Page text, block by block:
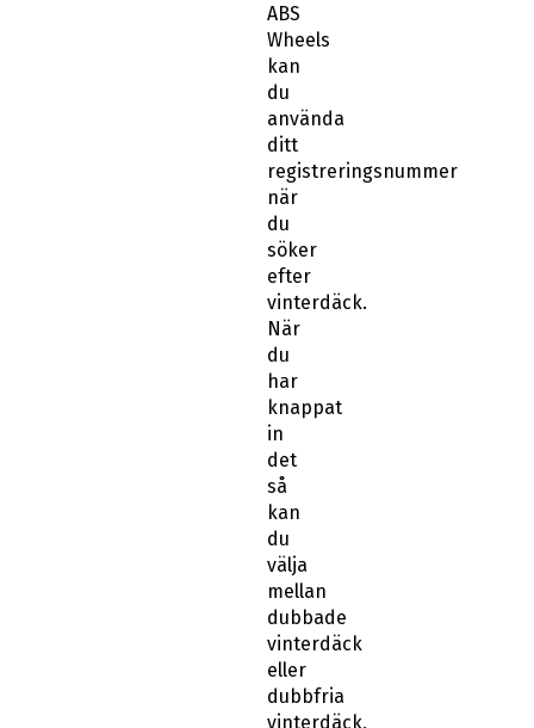
ABS
Wheels
kan
du
använda
ditt
registreringsnummer
när
du
söker
efter
vinterdäck.
När
du
har
knappat
in
det
så
kan
du
välja
mellan
dubbade
vinterdäck
eller
dubbfria
vinterdäck,